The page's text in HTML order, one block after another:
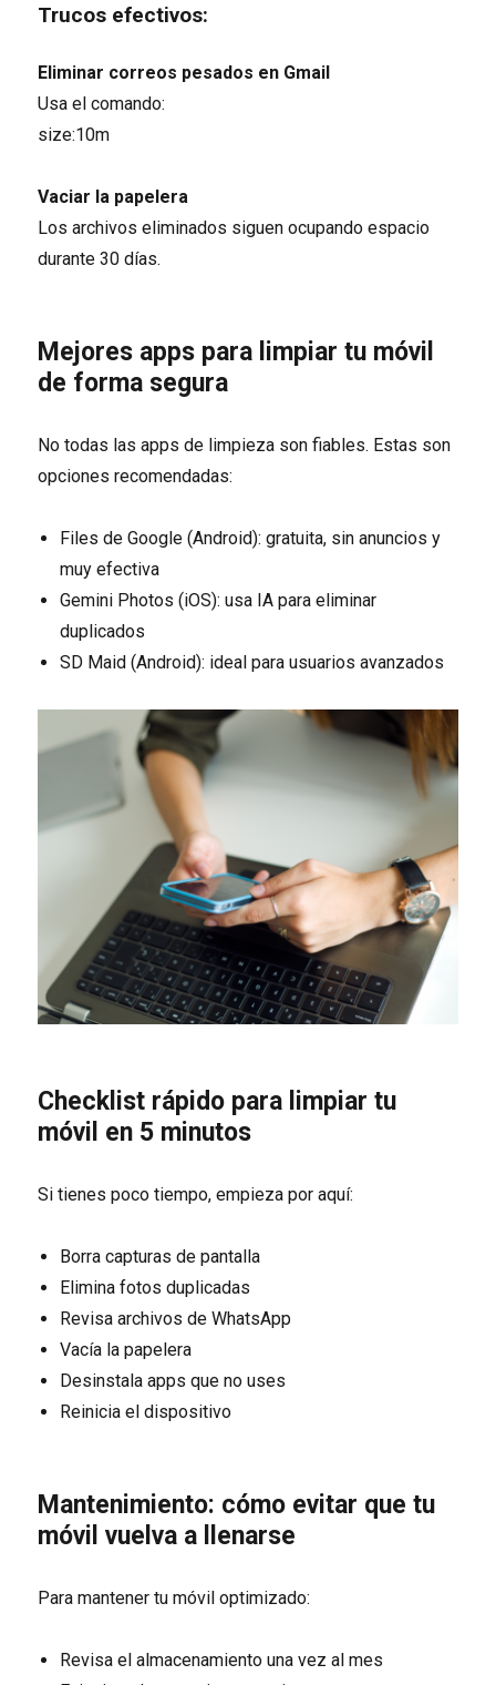
Trucos efectivos:
Eliminar correos pesados en Gmail
Usa el comando:
size:10m
Vaciar la papelera
Los archivos eliminados siguen ocupando espacio
durante 30 días.
Mejores apps para limpiar tu móvil
de forma segura
No todas las apps de limpieza son fiables. Estas son
opciones recomendadas:
Files de Google (Android): gratuita, sin anuncios y
muy efectiva
Gemini Photos (iOS): usa IA para eliminar
duplicados
SD Maid (Android): ideal para usuarios avanzados
Checklist rápido para limpiar tu
móvil en 5 minutos
Si tienes poco tiempo, empieza por aquí:
Borra capturas de pantalla
Elimina fotos duplicadas
Revisa archivos de WhatsApp
Vacía la papelera
Desinstala apps que no uses
Reinicia el dispositivo
Mantenimiento: cómo evitar que tu
móvil vuelva a llenarse
Para mantener tu móvil optimizado:
Revisa el almacenamiento una vez al mes